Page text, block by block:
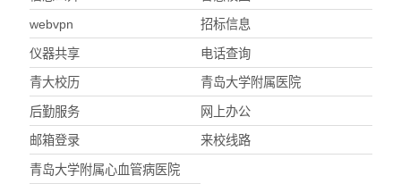
webvpn 招标信息
仪器共享 电话查询
青大校历 青岛大学附属医院
后勤服务 网上办公
邮箱登录 来校线路
青岛大学附属心血管病医院